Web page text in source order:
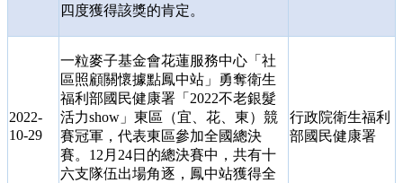
四度獲得該獎的肯定。
2022-
10-29
一粒麥子基金會花蓮服務中心「社
區照顧關懷據點鳳中站」勇奪衛生
福利部國民健康署「 2022不老銀髮
活力show 」東區（宜、花、東）競
賽冠軍，代表東區參加全國總決
賽。 12 月 24日的總決賽中，共有十
六支隊伍出場角逐，鳳中站獲得全
行政院衛生福利
部國民健康署